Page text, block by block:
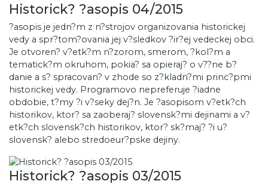
Historick? ?asopis 04/2015
?asopis je jedn?m z n?strojov organizovania historickej
vedy a spr?tom?ovania jej v?sledkov ?ir?ej vedeckej obci.
Je otvoren? v?etk?m n?zorom, smerom, ?kol?m a
tematick?m okruhom, pokia? sa opieraj? o v??ne b?
danie a s? spracovan? v zhode so z?kladn?mi princ?pmi
historickej vedy. Programovo nepreferuje ?iadne
obdobie, t?my ?i v?seky dej?n. Je ?asopisom v?etk?ch
historikov, ktor? sa zaoberaj? slovensk?mi dejinami a v?
etk?ch slovensk?ch historikov, ktor? sk?maj? ?i u?
slovensk? alebo stredoeur?pske dejiny.
Historick? ?asopis 03/2015